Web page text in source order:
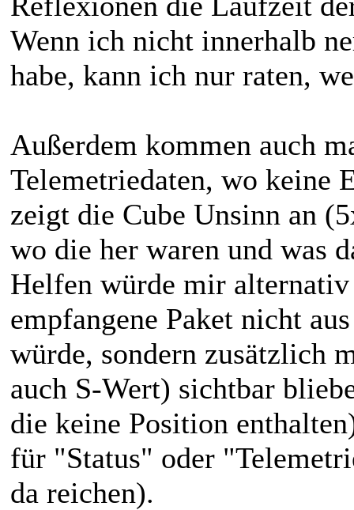
Wenn ich nicht innerhalb
habe, kann ich nur raten,
Außerdem kommen auch
Telemetriedaten, wo keine
zeigt die Cube Unsinn an
wo die her waren und was
Helfen würde mir alternativ
empfangene Paket nicht
würde, sondern zusätzlich
auch S-Wert) sichtbar
die keine Position
für "Status" oder
da reichen).